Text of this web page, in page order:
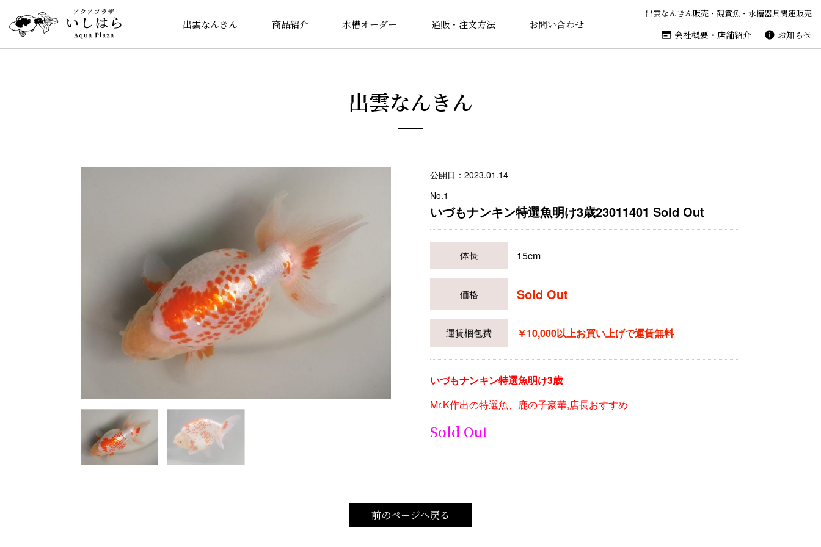
出雲なんきん販売・観賞魚・水槽器具関連販売
会社概要・店舗紹介 お知らせ
出雲なんきん 商品紹介 水槽オーダー 通販・注文方法 お問い合わせ
出雲なんきん
公開日：2023.01.14
No.1
いづもナンキン特選魚明け3歳23011401 Sold Out
体長 15cm
価格 Sold Out
運賃梱包費 ￥10,000以上お買い上げで運賃無料
いづもナンキン特選魚明け3歳
Mr.K作出の特選魚、鹿の子豪華,店長おすすめ
Sold Out
前のページへ戻る